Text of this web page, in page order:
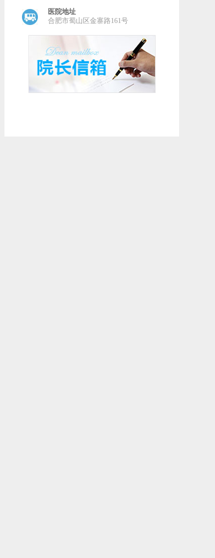
医院地址
合肥市蜀山区金寨路161号